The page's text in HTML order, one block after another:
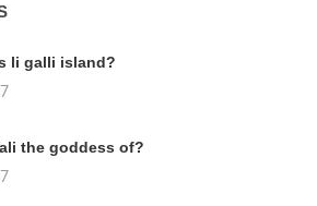
li galli island?
the goddess of?